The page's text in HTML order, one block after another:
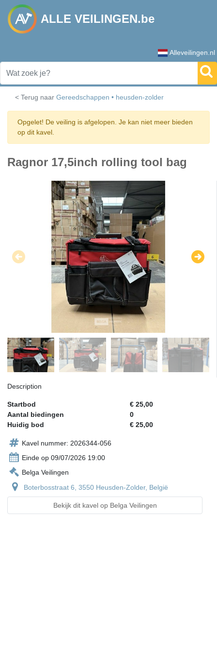
ALLE VEILINGEN.be
Alleveilingen.nl
< Terug naar Gereedschappen • heusden-zolder
Opgelet! De veiling is afgelopen. Je kan niet meer bieden
op dit kavel.
Ragnor 17,5inch rolling tool bag
Description
Startbod
€ 25,00
Aantal biedingen
0
Huidig bod
€ 25,00
Kavel nummer: 2026344-056
Einde op 09/07/2026 19:00
Belga Veilingen
Boterbosstraat 6, 3550 Heusden-Zolder, België
Bekijk dit kavel op Belga Veilingen